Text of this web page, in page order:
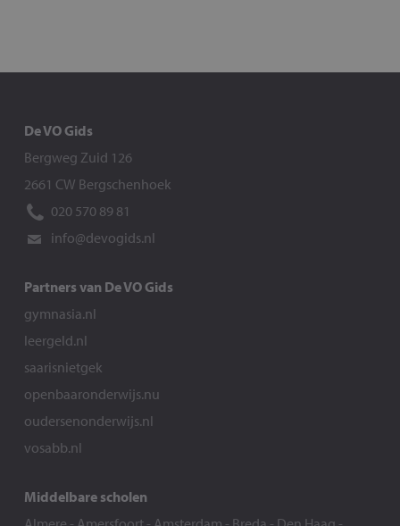
De VO Gids
Bergweg Zuid 126
2661 CW Bergschenhoek
020 570 89 81
info@devogids.nl
Partners van De VO Gids
gymnasia.nl
leergeld.nl
saarisnietgek
openbaaronderwijs.nu
oudersenonderwijs.nl
vosabb.nl
Middelbare scholen